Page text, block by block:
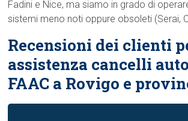
Fadini e Nice, ma siamo in grado di
sistemi meno noti oppure obsoleti (Serai,
Recensioni dei clienti
assistenza cancelli
FAAC a Rovigo e